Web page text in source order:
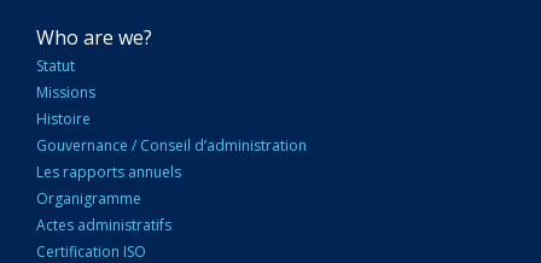
NAVIGATION
PRINCIPALE
Who are we?
Statut
Missions
Histoire
Gouvernance / Conseil d’administration
Les rapports annuels
Organigramme
Actes administratifs
Certification ISO